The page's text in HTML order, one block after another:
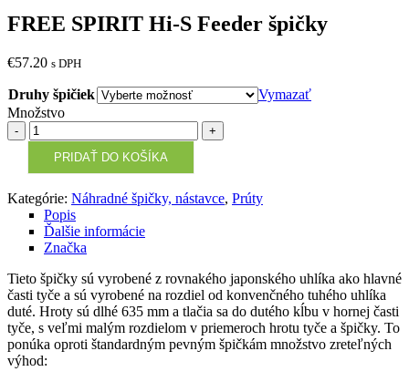
FREE SPIRIT Hi-S Feeder špičky
€57.20 s DPH
Druhy špičiek
Vymazať
Množstvo
Množstvo
PRIDAŤ DO KOŠÍKA
Kategórie: Náhradné špičky, nástavce, Prúty
Popis
Ďalšie informácie
Značka
Tieto špičky sú vyrobené z rovnakého japonského uhlíka ako hlavné
časti tyče a sú vyrobené na rozdiel od konvenčného tuhého uhlíka
duté. Hroty sú dlhé 635 mm a tlačia sa do dutého kĺbu v hornej časti
tyče, s veľmi malým rozdielom v priemeroch hrotu tyče a špičky. To
ponúka oproti štandardným pevným špičkám množstvo zreteľných
výhod: